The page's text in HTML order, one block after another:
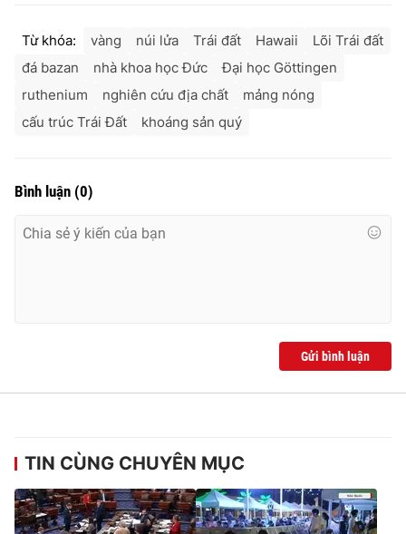
Từ khóa: vàng núi lửa Trái đất Hawaii
Lõi Trái đất
đá bazan
nhà khoa học Đức
Đại học Göttingen
ruthenium
nghiên cứu địa chất
mảng nóng
cấu trúc Trái Đất
khoáng sản quý
Bình luận (0)
Gửi bình luận
TIN CÙNG CHUYÊN MỤC